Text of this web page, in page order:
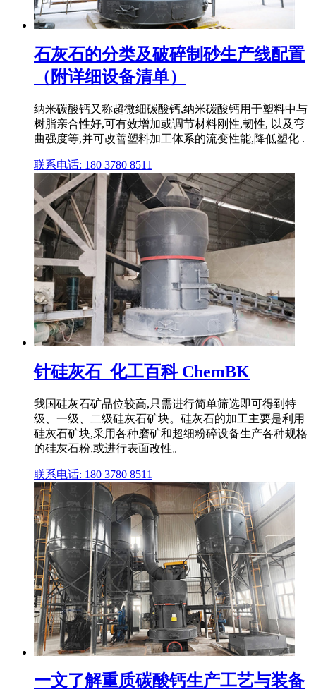
石灰石的分类及破碎制砂生产线配置
（附详细设备清单）
纳米碳酸钙又称超微细碳酸钙,纳米碳酸钙用于塑料中与
树脂亲合性好,可有效增加或调节材料刚性,韧性, 以及弯
曲强度等,并可改善塑料加工体系的流变性能,降低塑化 .
联系电话: 180 3780 8511
针硅灰石_化工百科 ChemBK
我国硅灰石矿品位较高,只需进行简单筛选即可得到特
级、一级、二级硅灰石矿块。硅灰石的加工主要是利用
硅灰石矿块,采用各种磨矿和超细粉碎设备生产各种规格
的硅灰石粉,或进行表面改性。
联系电话: 180 3780 8511
一文了解重质碳酸钙生产工艺与装备